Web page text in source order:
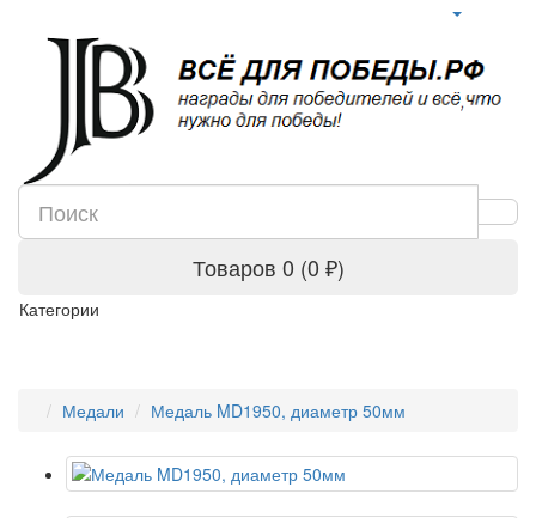
Товаров 0 (0 ₽)
Категории
Медали Медаль MD1950, диаметр 50мм